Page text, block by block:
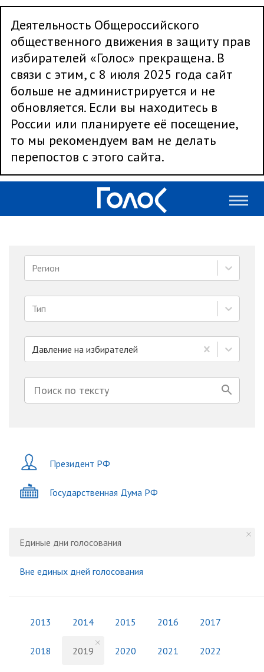
Деятельность Общероссийского
общественного движения в защиту прав
избирателей «Голос» прекращена. В
связи с этим, с 8 июля 2025 года сайт
больше не администрируется и не
обновляется. Если вы находитесь в
России или планируете её посещение,
то мы рекомендуем вам не делать
перепостов с этого сайта.
Регион
Тип
Давление на избирателей
Президент РФ
Государственная Дума РФ
Единые дни голосования
Вне единых дней голосования
2013 2014 2015 2016 2017
2018 2019 2020 2021 2022